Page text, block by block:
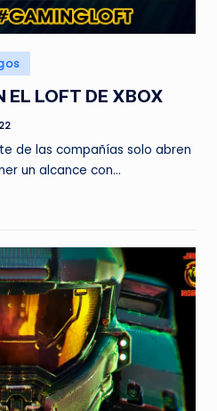
EL LOFT DE XBOX
de las compañías solo abren
un alcance con…